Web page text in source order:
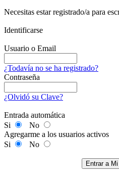
Necesitas estar registrado/a para
Identificarse
Usuario o Email
¿Todavía no se ha registrado?
Contraseña
¿Olvidó su Clave?
Entrada automática
Si
No
Agregarme a los usuarios activos
Si
No
Entrar a